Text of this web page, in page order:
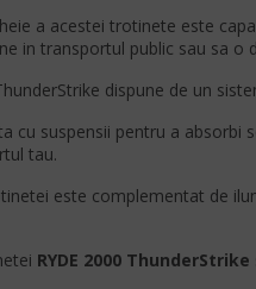
a acestei trotinete este
in transportul public sau sa
dispune de un
cu suspensii pentru a
tau.
este complementat de
RYDE 2000 ThunderStrike